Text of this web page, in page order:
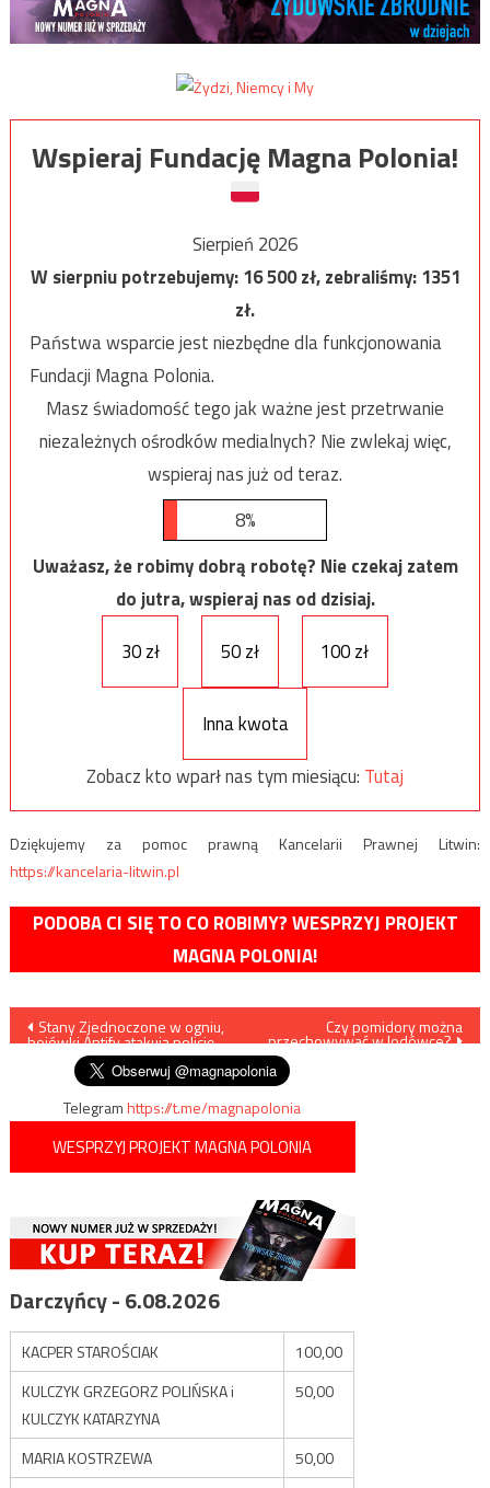
Wspieraj Fundację Magna Polonia!
Sierpień 2026
W sierpniu potrzebujemy:16 500zł, zebraliśmy:1351
zł.
Państwa wsparcie jest niezbędne dla funkcjonowania
Fundacji Magna Polonia.
Masz świadomość tego jak ważne jest przetrwanie
niezależnych ośrodków medialnych? Nie zwlekaj więc,
wspieraj nas już od teraz.
8%
Uważasz, że robimy dobrą robotę? Nie czekaj zatem
do jutra, wspieraj nas od dzisiaj.
30 zł
50 zł 100 zł
Inna kwota
Zobacz kto wparł nas tym miesiącu: Tutaj
Dziękujemy za pomoc prawną Kancelarii Prawnej Litwin:
https://kancelaria-litwin.pl
PODOBA CI SIĘ TO CO ROBIMY? WESPRZYJ PROJEKT
MAGNA POLONIA!
Nawigacja
wpisu
Stany Zjednoczone w ogniu,
bojówki Antify atakują policję
Czy pomidory można
przechowywać w lodówce?
Telegramhttps://t.me/magnapolonia
WESPRZYJ PROJEKT MAGNA POLONIA
Darczyńcy - 6.08.2026
KACPER STAROŚCIAK
100,00
KULCZYK GRZEGORZ POLIŃSKA i
KULCZYK KATARZYNA
50,00
MARIA KOSTRZEWA
50,00